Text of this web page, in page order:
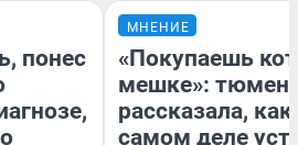
понес
МНЕНИЕ
«Покупаешь
мешке»:
рассказала, как
самом деле